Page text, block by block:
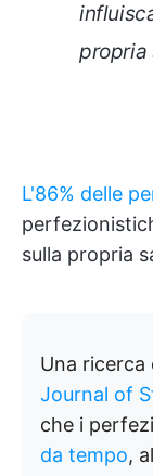
propria
L'86% delle
sulla propria
Una
Journal of
che i
da tempo,